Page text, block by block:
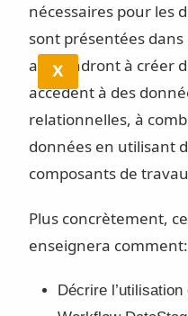
X
nécessaires pour les
sont présentées
apprendront à créer
accèdent à des
relationnelles, à
données en utilisant
composants de
Plus concrètement,
enseignera comment:
Décrire